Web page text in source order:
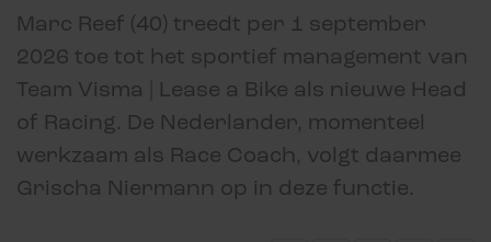
Marc Reef (40) treedt per 1 september
2026 toe tot het sportief management van
Team Visma | Lease a Bike als nieuwe Head
of Racing. De Nederlander, momenteel
werkzaam als Race Coach, volgt daarmee
Grischa Niermann op in deze functie.